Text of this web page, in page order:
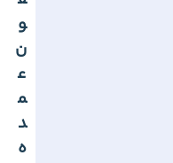
و
ن
ع
م
د
ه